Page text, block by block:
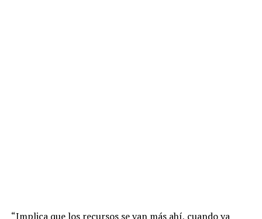
“Implica que los recursos se van más ahí, cuando ya